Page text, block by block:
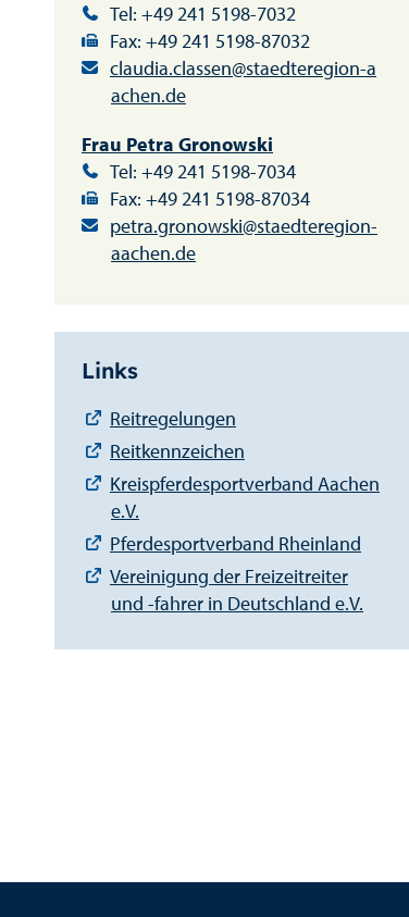
Tel: +49 241 5198-7032
Fax: +49 241 5198-87032
claudia.classen@staedteregion-a
achen.de
Frau Petra Gronowski
Tel: +49 241 5198-7034
Fax: +49 241 5198-87034
petra.gronowski@staedteregion-
aachen.de
Links
Reitregelungen
Reitkennzeichen
Kreispferdesportverband Aachen
e.V.
Pferdesportverband Rheinland
Vereinigung der Freizeitreiter
und -fahrer in Deutschland e.V.